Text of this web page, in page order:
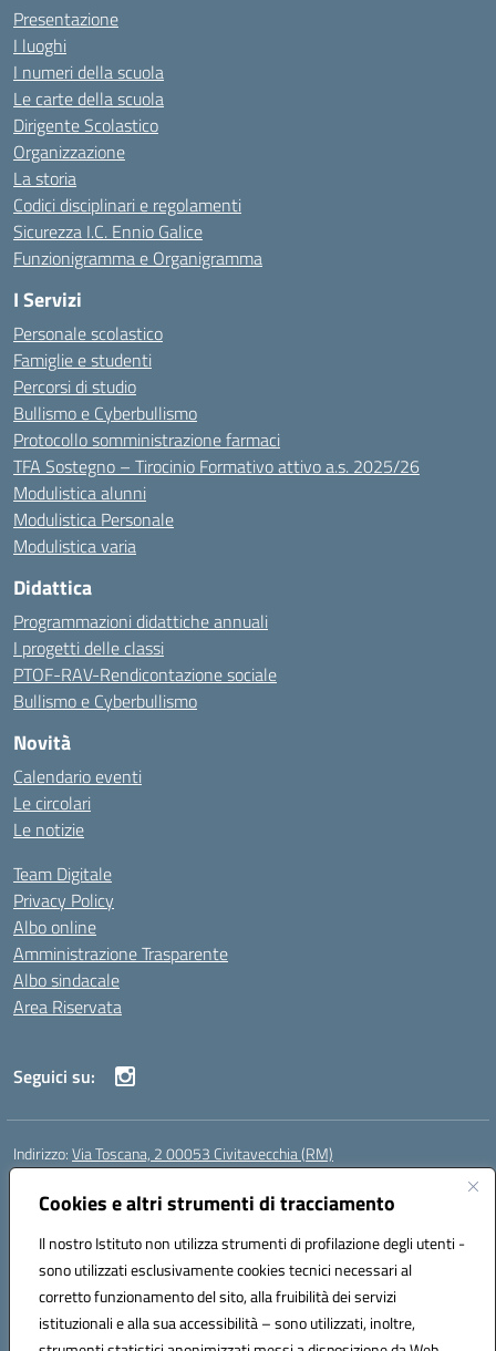
Cookies e altri strumenti di tracciamento
Il nostro Istituto non utilizza strumenti di profilazione degli utenti -
sono utilizzati esclusivamente cookies tecnici necessari al
corretto funzionamento del sito, alla fruibilità dei servizi
istituzionali e alla sua accessibilità – sono utilizzati, inoltre,
Presentazione
I luoghi
I numeri della scuola
Le carte della scuola
Dirigente Scolastico
Organizzazione
La storia
Codici disciplinari e regolamenti
Sicurezza I.C. Ennio Galice
Funzionigramma e Organigramma
I Servizi
Personale scolastico
Famiglie e studenti
Percorsi di studio
Bullismo e Cyberbullismo
Protocollo somministrazione farmaci
TFA Sostegno – Tirocinio Formativo attivo a.s. 2025/26
Modulistica alunni
Modulistica Personale
Modulistica varia
Didattica
Programmazioni didattiche annuali
I progetti delle classi
PTOF-RAV-Rendicontazione sociale
Bullismo e Cyberbullismo
Novità
Calendario eventi
Le circolari
Le notizie
Team Digitale
Privacy Policy
Albo online
Amministrazione Trasparente
Albo sindacale
Area Riservata
Seguici su:
Indirizzo:Via Toscana, 2 00053 Civitavecchia (RM)
Centralino:
Posta elettronica certificata (PEC):rmic8b900g@pec.istruzione.it
Codice fiscale: 91038380589
Codice meccanografico:RMIC8B900G
Codice Indice delle Pubbliche Amministrazioni (IPA): istsc_rmic8b900g
Codice unico di fatturazione (CUF): UFP4NO